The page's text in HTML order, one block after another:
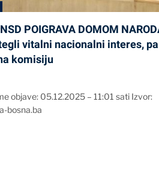
POIGRAVA DOMOM
vitalni nacionalni interes, pa
komisiju
objave: 05.12.2025 – 11:01 sati Izvor:
bosna.ba